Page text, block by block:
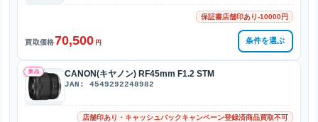
保証書店舗印あり-10000円
買取価格70,500 円 条件を選ぶ
新品 CANON(キヤノン) RF45mm F1.2 STM
JAN: 4549292248982
店舗印あり・キャッシュバックキャンペーン登録済商品買取不可